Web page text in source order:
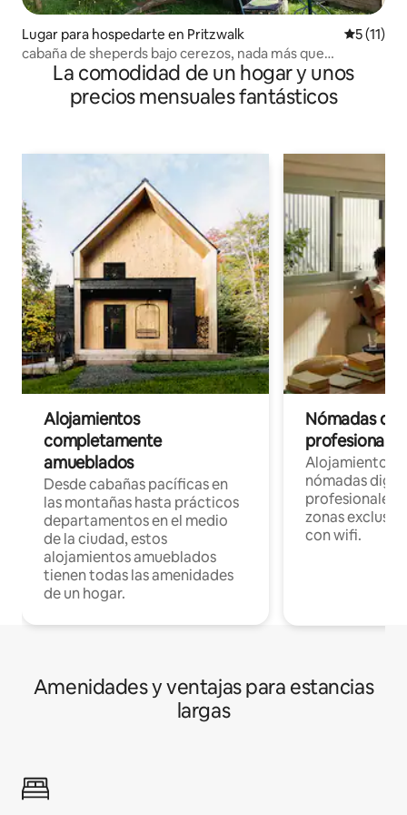
Lugar para hospedarte en Pritzwalk
5 (11)
cabaña de sheperds bajo cerezos, nada más que
naturaleza
La comodidad de un hogar y unos
precios mensuales fantásticos
Alojamientos
completamente
amueblados
Desde cabañas pacíficas en
las montañas hasta prácticos
departamentos en el medio
de la ciudad, estos
alojamientos amueblados
tienen todas las amenidades
de un hogar.
Nómadas
Alojamientos
nómadas
profesionales
zonas
con wifi.
Amenidades y ventajas para estancias
largas